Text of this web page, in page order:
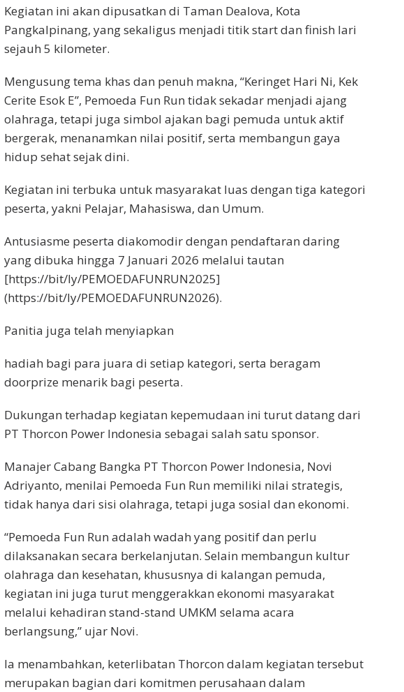
Kegiatan ini akan dipusatkan di Taman Dealova, Kota
Pangkalpinang, yang sekaligus menjadi titik start dan finish lari
sejauh 5 kilometer.
Mengusung tema khas dan penuh makna, “Keringet Hari Ni, Kek
Cerite Esok E”, Pemoeda Fun Run tidak sekadar menjadi ajang
olahraga, tetapi juga simbol ajakan bagi pemuda untuk aktif
bergerak, menanamkan nilai positif, serta membangun gaya
hidup sehat sejak dini.
Kegiatan ini terbuka untuk masyarakat luas dengan tiga kategori
peserta, yakni Pelajar, Mahasiswa, dan Umum.
Antusiasme peserta diakomodir dengan pendaftaran daring
yang dibuka hingga 7 Januari 2026 melalui tautan
[https://bit/ly/PEMOEDAFUNRUN2025]
(https://bit/ly/PEMOEDAFUNRUN2026).
Panitia juga telah menyiapkan
hadiah bagi para juara di setiap kategori, serta beragam
doorprize menarik bagi peserta.
Dukungan terhadap kegiatan kepemudaan ini turut datang dari
PT Thorcon Power Indonesia sebagai salah satu sponsor.
Manajer Cabang Bangka PT Thorcon Power Indonesia, Novi
Adriyanto, menilai Pemoeda Fun Run memiliki nilai strategis,
tidak hanya dari sisi olahraga, tetapi juga sosial dan ekonomi.
“Pemoeda Fun Run adalah wadah yang positif dan perlu
dilaksanakan secara berkelanjutan. Selain membangun kultur
olahraga dan kesehatan, khususnya di kalangan pemuda,
kegiatan ini juga turut menggerakkan ekonomi masyarakat
melalui kehadiran stand-stand UMKM selama acara
berlangsung,” ujar Novi.
Ia menambahkan, keterlibatan Thorcon dalam kegiatan tersebut
merupakan bagian dari komitmen perusahaan dalam